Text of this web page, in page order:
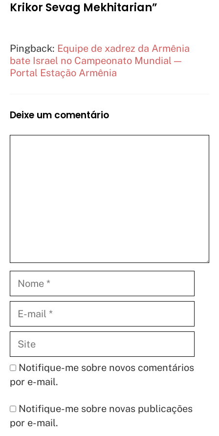
Krikor Sevag Mekhitarian”
Pingback: Equipe de xadrez da Armênia
bate Israel no Campeonato Mundial —
Portal Estação Armênia
Deixe um comentário
mail
Notifique-me sobre novos comentários
por e-mail.
Notifique-me sobre novas publicações
por e-mail.